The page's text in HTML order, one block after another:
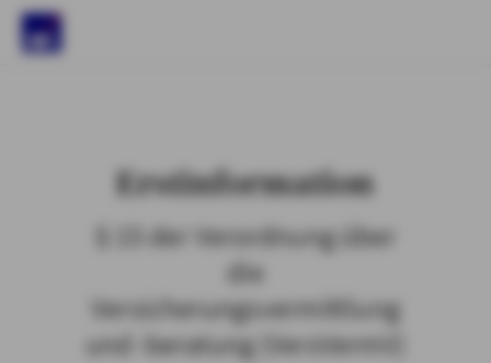
Erstinformation
§ 15 der Verordnung über
die
Versicherungsvermittlung
und -beratung (VersVermV)